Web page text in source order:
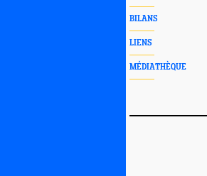
BILANS
LIENS
MÉDIATHÈQUE